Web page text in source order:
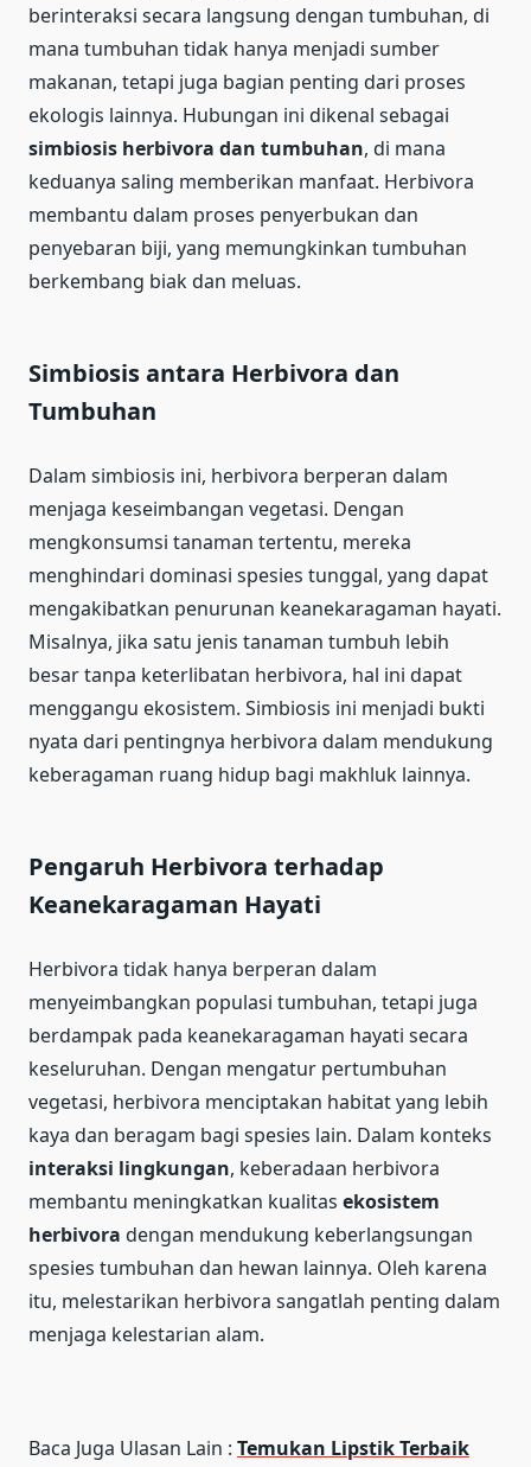
berinteraksi secara langsung dengan tumbuhan, di
mana tumbuhan tidak hanya menjadi sumber
makanan, tetapi juga bagian penting dari proses
ekologis lainnya. Hubungan ini dikenal sebagai
simbiosis herbivora dan tumbuhan, di mana
keduanya saling memberikan manfaat. Herbivora
membantu dalam proses penyerbukan dan
penyebaran biji, yang memungkinkan tumbuhan
berkembang biak dan meluas.
Simbiosis antara Herbivora dan
Tumbuhan
Dalam simbiosis ini, herbivora berperan dalam
menjaga keseimbangan vegetasi. Dengan
mengkonsumsi tanaman tertentu, mereka
menghindari dominasi spesies tunggal, yang dapat
mengakibatkan penurunan keanekaragaman hayati.
Misalnya, jika satu jenis tanaman tumbuh lebih
besar tanpa keterlibatan herbivora, hal ini dapat
menggangu ekosistem. Simbiosis ini menjadi bukti
nyata dari pentingnya herbivora dalam mendukung
keberagaman ruang hidup bagi makhluk lainnya.
Pengaruh Herbivora terhadap
Keanekaragaman Hayati
Herbivora tidak hanya berperan dalam
menyeimbangkan populasi tumbuhan, tetapi juga
berdampak pada keanekaragaman hayati secara
keseluruhan. Dengan mengatur pertumbuhan
vegetasi, herbivora menciptakan habitat yang lebih
kaya dan beragam bagi spesies lain. Dalam konteks
interaksi lingkungan, keberadaan herbivora
membantu meningkatkan kualitas ekosistem
herbivora dengan mendukung keberlangsungan
spesies tumbuhan dan hewan lainnya. Oleh karena
itu, melestarikan herbivora sangatlah penting dalam
menjaga kelestarian alam.
Baca Juga Ulasan Lain : Temukan Lipstik Terbaik